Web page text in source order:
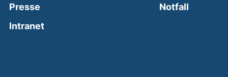
Presse
Intranet(external link, opens in a new window)
Notfall